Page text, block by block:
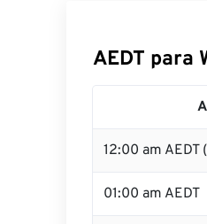
AEDT para
12:00 am
01:00 am AEDT